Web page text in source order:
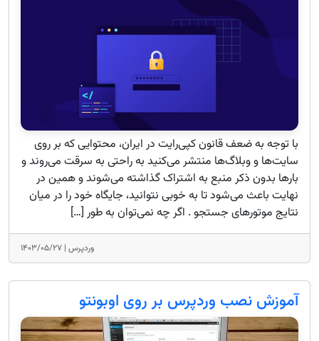
با توجه به ضعف قانون کپی‌رایت در ایران، محتوایی که بر روی
سایت‌ها و وبلاگ‌ها منتشر می‌کنید به راحتی به سرقت می‌روند و
بارها بدون ذکر منبع به اشتراک گذاشته می‌شوند و همین در
نهایت باعث می‌شود تا به خوبی نتوانید، جایگاه خود را در میان
نتایج موتورهای جستجو . اگر چه نمی‌توان به طور […]
وردپرس | ۱۴۰۳/۰۵/۲۷
آموزش نصب وردپرس بر روی اوبونتو